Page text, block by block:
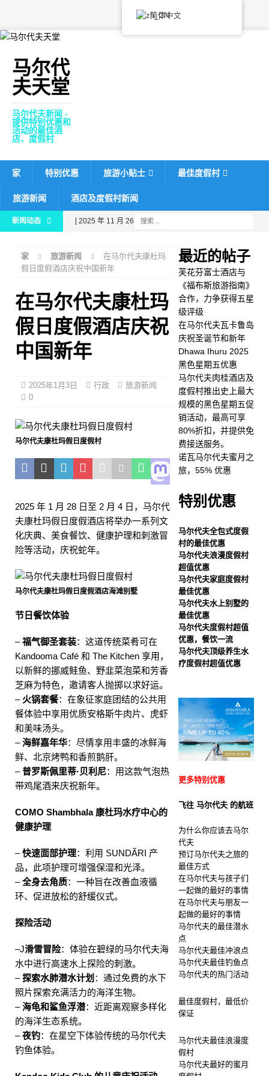
马尔代
夫天堂
马尔代夫新闻 -
提供特别优惠和
活动的最佳酒
店、度假村
家 特别优惠 旅游小贴士 最佳度假村
旅游新闻 酒店及度假村新闻
新闻动态 [ 2025 年 11 月 26 日 ] 芙
游指南》合作，力争获得五
度假村
[ 2025 年 11 月 24 日 ] 在
马尔代夫瓦卡鲁岛庆祝圣诞
度假村
Dhawa Ihuru 2025 黑色星
期五优惠
[ 2025 年 11 月 17 日 ] 马
尔代夫肉桂酒店及度假村推
出史上最大规模的黑色星期
五促销活动，最高可享80%
折扣，并提供免费接送服
[ 2025 年 11 月 13 日 ]
家 旅游新闻
在马尔代夫康杜玛
假日度假酒店庆祝中国新年
在马尔代夫康杜玛
假日度假酒店庆祝
中国新年
2025年1月3日 行政
旅游新闻
0
马尔代夫康杜玛假日度假村
2025 年 1 月 28 日至 2 月 4 日，马尔代
夫康杜玛假日度假酒店将举办一系列文
化庆典、美食餐饮、健康护理和刺激冒
险等活动，庆祝蛇年。
马尔代夫康杜玛假日度假酒店海滩别墅
节日餐饮体验
–福气御圣套装：这道传统菜肴可在
Kandooma Café 和 The Kitchen 享用，
以新鲜的挪威鲑鱼、野韭菜泡菜和芳香
芝麻为特色，邀请客人抛掷以求好运。
– 火锅套餐：在象征家庭团结的公共用
餐体验中享用优质安格斯牛肉片、虎虾
和美味汤头。
–海鲜嘉年华：尽情享用丰盛的冰鲜海
鲜、北京烤鸭和香煎鹅肝。
–普罗斯佩里蒂·贝利尼：用这款气泡热
带鸡尾酒来庆祝新年。
COMO Shambhala 康杜玛水疗中心的
健康护理
–快速面部护理：利用 SUNDÃRI 产
品，此项护理可增强保湿和光泽。
–全身去角质：一种旨在改善血液循
环、促进放松的舒缓仪式。
探险活动
–J滑雪冒险：体验在碧绿的马尔代夫海
水中进行高速水上探险的刺激。
–探索水肺潜水计划 ：通过免费的水下
照片探索充满活力的海洋生物。
–海龟和鲨鱼浮潜：近距离观察多样化
的海洋生态系统。
–夜钓：在星空下体验传统的马尔代夫
钓鱼体验。
最近的帖子
芙花芬富士酒店与
《福布斯旅游指南》
合作，力争获得五星
级评级
在马尔代夫瓦卡鲁岛
庆祝圣诞节和新年
Dhawa Ihuru 2025
黑色星期五优惠
马尔代夫肉桂酒店及
度假村推出史上最大
规模的黑色星期五促
销活动，最高可享
80%折扣，并提供免
费接送服务。
诺瓦马尔代夫蜜月之
旅，55% 优惠
特别优惠
马尔代夫全包式度假
村的最佳优惠
马尔代夫浪漫度假村
超值优惠
马尔代夫家庭度假村
最佳优惠
马尔代夫水上别墅的
最佳优惠
马尔代夫度假村超值
优惠，餐饮一流
马尔代夫顶级养生水
疗度假村超值优惠
更多特别优惠
飞往 马尔代夫 的航班
为什么你应该去马尔
代夫
预订马尔代夫之旅的
最佳方式
在马尔代夫与孩子们
一起做的最好的事情
在马尔代夫与朋友一
起做的最好的事情
马尔代夫的最佳潜水
点
马尔代夫最佳冲浪点
马尔代夫最佳钓鱼点
马尔代夫的热门活动
最佳度假村，最低价
保证
马尔代夫最佳浪漫度
假村
马尔代夫最好的蜜月
简体中文